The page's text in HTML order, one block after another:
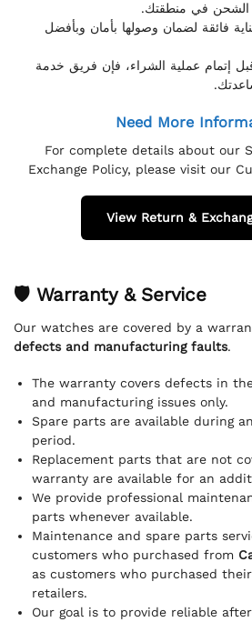
الشحن في منطقتك.
فائقة لضمان وصولها بأمان وبأفضل
إتمام عملية الشراء، فإن فريق خدمة
Need More
For complete details about our
Exchange Policy, please visit our
View Return &
🛡 Warranty & Service
Our watches are covered by a
defects and manufacturing faults.
The warranty covers defects in
and manufacturing issues only.
Spare parts are available during
period.
Replacement parts that are not
warranty are available for an
We provide professional
parts whenever available.
Maintenance and spare parts
customers who purchased from
as customers who purchased
retailers.
Our goal is to provide reliable